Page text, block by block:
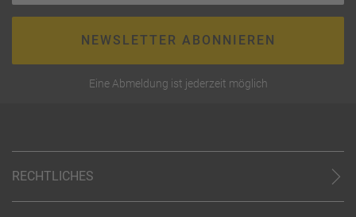
NEWSLETTER ABONNIEREN
Eine Abmeldung ist jederzeit möglich
RECHTLICHES